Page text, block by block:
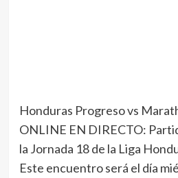
Honduras Progreso vs
ONLINE EN DIRECTO:
la Jornada 18 de la Liga
Este encuentro será el día